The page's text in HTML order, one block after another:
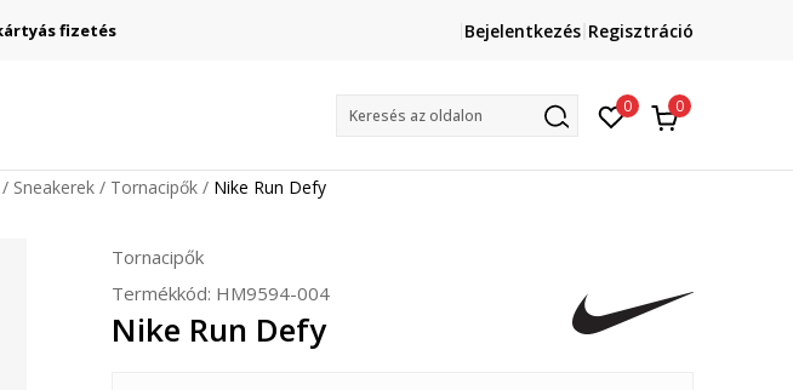
fizetés
Lépj velünk kapcsolatba
online@sport-vision.huBejelentkezés Regisztráció
Keresés az oldalon 0 0
Sneakerek Tornacipők Nike Run Defy
Tornacipők
Termékkód: HM9594-004
Nike Run Defy